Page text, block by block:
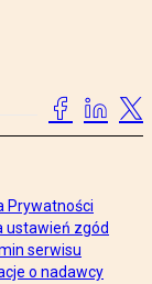
Prywatności
ustawień zgód
serwisu
o nadawcy